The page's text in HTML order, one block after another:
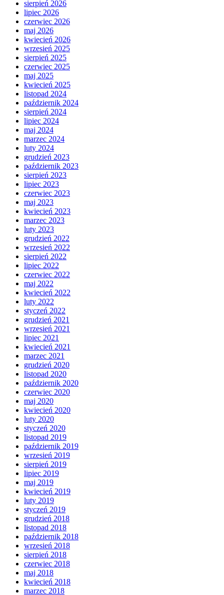
sierpień 2026
lipiec 2026
czerwiec 2026
maj 2026
kwiecień 2026
wrzesień 2025
sierpień 2025
czerwiec 2025
maj 2025
kwiecień 2025
listopad 2024
październik 2024
sierpień 2024
lipiec 2024
maj 2024
marzec 2024
luty 2024
grudzień 2023
październik 2023
sierpień 2023
lipiec 2023
czerwiec 2023
maj 2023
kwiecień 2023
marzec 2023
luty 2023
grudzień 2022
wrzesień 2022
sierpień 2022
lipiec 2022
czerwiec 2022
maj 2022
kwiecień 2022
luty 2022
styczeń 2022
grudzień 2021
wrzesień 2021
lipiec 2021
kwiecień 2021
marzec 2021
grudzień 2020
listopad 2020
październik 2020
czerwiec 2020
maj 2020
kwiecień 2020
luty 2020
styczeń 2020
listopad 2019
październik 2019
wrzesień 2019
sierpień 2019
lipiec 2019
maj 2019
kwiecień 2019
luty 2019
styczeń 2019
grudzień 2018
listopad 2018
październik 2018
wrzesień 2018
sierpień 2018
czerwiec 2018
maj 2018
kwiecień 2018
marzec 2018